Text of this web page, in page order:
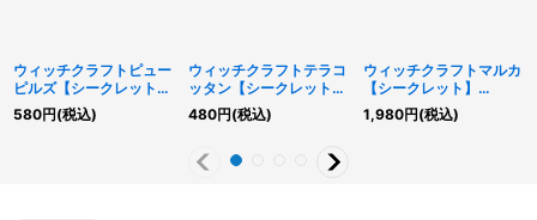
ウィッチクラフトピュー
ピルズ【シークレット】
{RV01-JP026}《融合》
580円(税込)
ウィッチクラフトテラコ
ッタン【シークレット】
{RV01-JP023}《モンス
ター》
480円(税込)
ウィッチクラフトマルカ
【シークレット】
{RV01-JP024}《モンス
ター》
1,980円(税込)